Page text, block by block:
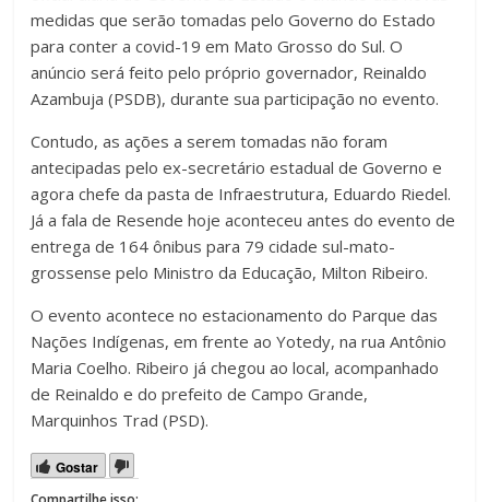
medidas que serão tomadas pelo Governo do Estado
para conter a covid-19 em Mato Grosso do Sul. O
anúncio será feito pelo próprio governador, Reinaldo
Azambuja (PSDB), durante sua participação no evento.
Contudo, as ações a serem tomadas não foram
antecipadas pelo ex-secretário estadual de Governo e
agora chefe da pasta de Infraestrutura, Eduardo Riedel.
Já a fala de Resende hoje aconteceu antes do evento de
entrega de 164 ônibus para 79 cidade sul-mato-
grossense pelo Ministro da Educação, Milton Ribeiro.
O evento acontece no estacionamento do Parque das
Nações Indígenas, em frente ao Yotedy, na rua Antônio
Maria Coelho. Ribeiro já chegou ao local, acompanhado
de Reinaldo e do prefeito de Campo Grande,
Marquinhos Trad (PSD).
Gostar